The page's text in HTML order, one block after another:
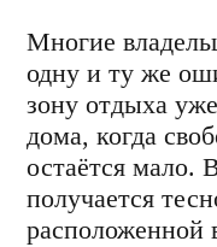
Многие
одну и ту же
зону отдыха
дома, когда
остаётся мало.
получается
расположенной